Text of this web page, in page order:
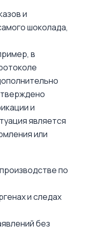
и
шоколада,
в
и
является
или
по
и следах
без